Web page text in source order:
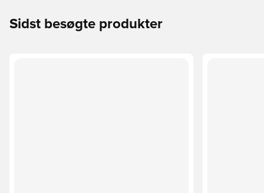
Sidst besøgte produkter